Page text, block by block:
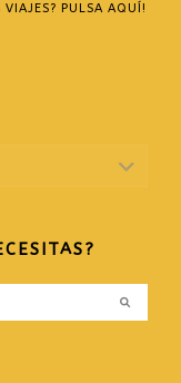
PULSA AQUÍ!